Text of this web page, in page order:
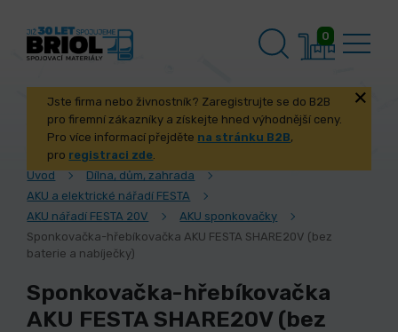
0
Jste firma nebo živnostník? Zaregistrujte se do B2B
pro firemní zákazníky a získejte hned výhodnější ceny.
Pro více informací přejděte na stránku B2B,
pro registraci zde.
Úvod
Dílna, dům, zahrada
AKU a elektrické nářadí FESTA
AKU nářadí FESTA 20V
AKU sponkovačky
Sponkovačka-hřebíkovačka AKU FESTA SHARE20V (bez
baterie a nabíječky)
Sponkovačka-hřebíkovačka
AKU FESTA SHARE20V (bez